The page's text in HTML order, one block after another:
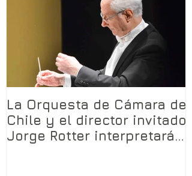
La Orquesta de Cámara de
Chile y el director invitado
Jorge Rotter interpretarán